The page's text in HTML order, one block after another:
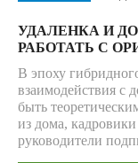
УДАЛЕНКА И
РАБОТАТЬ С
В эпоху
взаимодействия с
быть
из дома,
руководители